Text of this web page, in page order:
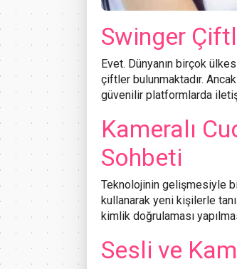
Swinger
Evet. Dünyanın birçok
çiftler bulunmaktadır.
güvenilir platformlarda
Kameralı
Sohbeti
Teknolojinin gelişmesiyle
kullanarak yeni kişilerle
kimlik doğrulaması
Sesli ve